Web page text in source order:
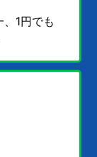
1円でも